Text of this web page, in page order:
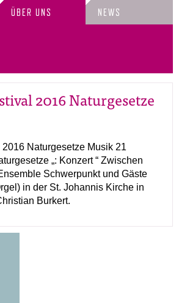
ÜBER UNS NEWS
2016 Naturgesetze
Naturgesetze Musik 21
„: Konzert “ Zwischen
Schwerpunkt und Gäste
in der St. Johannis Kirche in
Burkert.